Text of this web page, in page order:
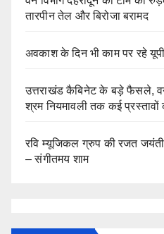
तारपीन तेल और बिरोजा बरामद
अवकाश के दिन भी काम पर रहे
उत्तराखंड कैबिनेट के बड़े फैसले,
श्रम नियमावली तक कई प्रस्तावों
रवि म्यूजिकल ग्रुप की रजत
– संगीतमय शाम